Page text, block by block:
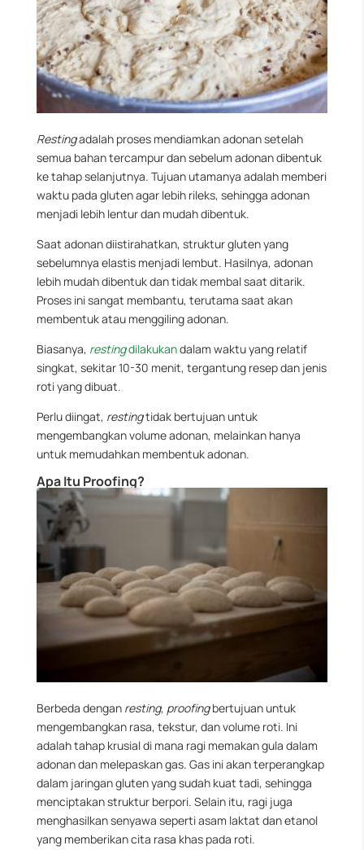
Restingadalah proses mendiamkan adonan setelah
semua bahan tercampur dan sebelum adonan dibentuk
ke tahap selanjutnya. Tujuan utamanya adalah memberi
waktu pada gluten agar lebih rileks, sehingga adonan
menjadi lebih lentur dan mudah dibentuk.
Saat adonan diistirahatkan, struktur gluten yang
sebelumnya elastis menjadi lembut. Hasilnya, adonan
lebih mudah dibentuk dan tidak membal saat ditarik.
Proses ini sangat membantu, terutama saat akan
membentuk atau menggiling adonan.
Biasanya, restingdilakukandalam waktu yang relatif
singkat, sekitar 10-30 menit, tergantung resep dan jenis
roti yang dibuat.
Perlu diingat, restingtidak bertujuan untuk
mengembangkan volume adonan, melainkan hanya
untuk memudahkan membentuk adonan.
Apa Itu Proofing?
Berbeda dengan resting, proofingbertujuan untuk
mengembangkan rasa, tekstur, dan volume roti. Ini
adalah tahap krusial di mana ragi memakan gula dalam
adonan dan melepaskan gas. Gas ini akan terperangkap
dalam jaringan gluten yang sudah kuat tadi, sehingga
menciptakan struktur berpori. Selain itu, ragi juga
menghasilkan senyawa seperti asam laktat dan etanol
yang memberikan cita rasa khas pada roti.